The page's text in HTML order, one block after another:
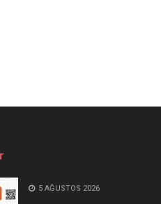
5 AĞUSTOS 2026